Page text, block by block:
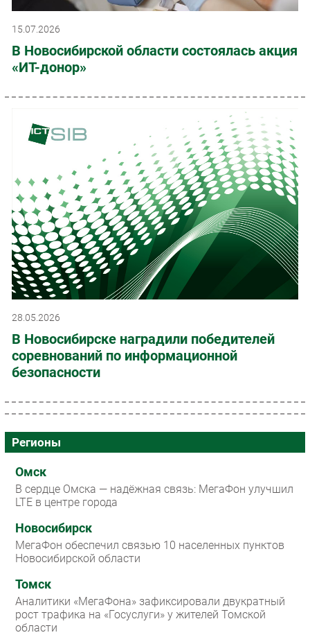
15.07.2026
В Новосибирской области состоялась акция
«ИТ-донор»
28.05.2026
В Новосибирске наградили победителей
соревнований по информационной
безопасности
Регионы
Омск
В сердце Омска — надёжная связь: МегаФон улучшил
LTE в центре города
Новосибирск
МегаФон обеспечил связью 10 населенных пунктов
Новосибирской области
Томск
Аналитики «МегаФона» зафиксировали двукратный
рост трафика на «Госуслуги» у жителей Томской
области